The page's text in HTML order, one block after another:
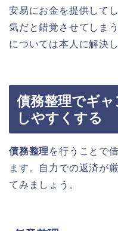
安易にお金を提供して
気だと錯覚させてしま
については本人に解決
債務整理でギ
しやすくする
債務整理 を行うことで
ます。自力での返済が
てみましょう。